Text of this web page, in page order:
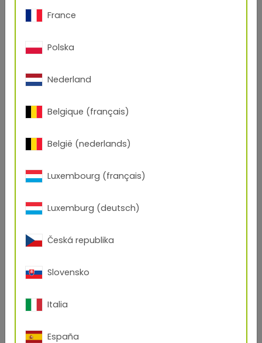
France
Polska
Nederland
Belgique (français)
België (nederlands)
Luxembourg (français)
Luxemburg (deutsch)
Česká republika
Slovensko
Italia
España